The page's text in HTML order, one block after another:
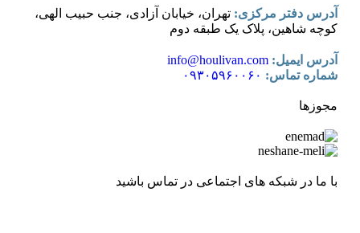
آدرس دفتر مرکزی: تهران، خیابان آزادی، جنب حبیب الهی،
کوچه شاهین، پلاک یک طبقه دوم
آدرس ایمیل: info@houlivan.com
شماره تماس: ۰۹۳۰۵۹۶۰۰۶۰
مجوزها
با ما در شبکه های اجتماعی در تماس باشید